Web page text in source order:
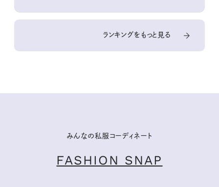
ランキングをもっと見る
みんなの私服コーディネート
FASHION SNAP